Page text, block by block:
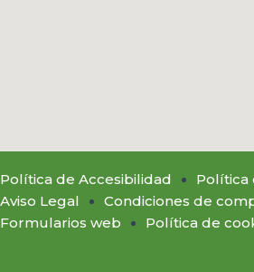
Política de Accesibilidad
Política
Aviso Legal
Condiciones de
Formularios web
Política de